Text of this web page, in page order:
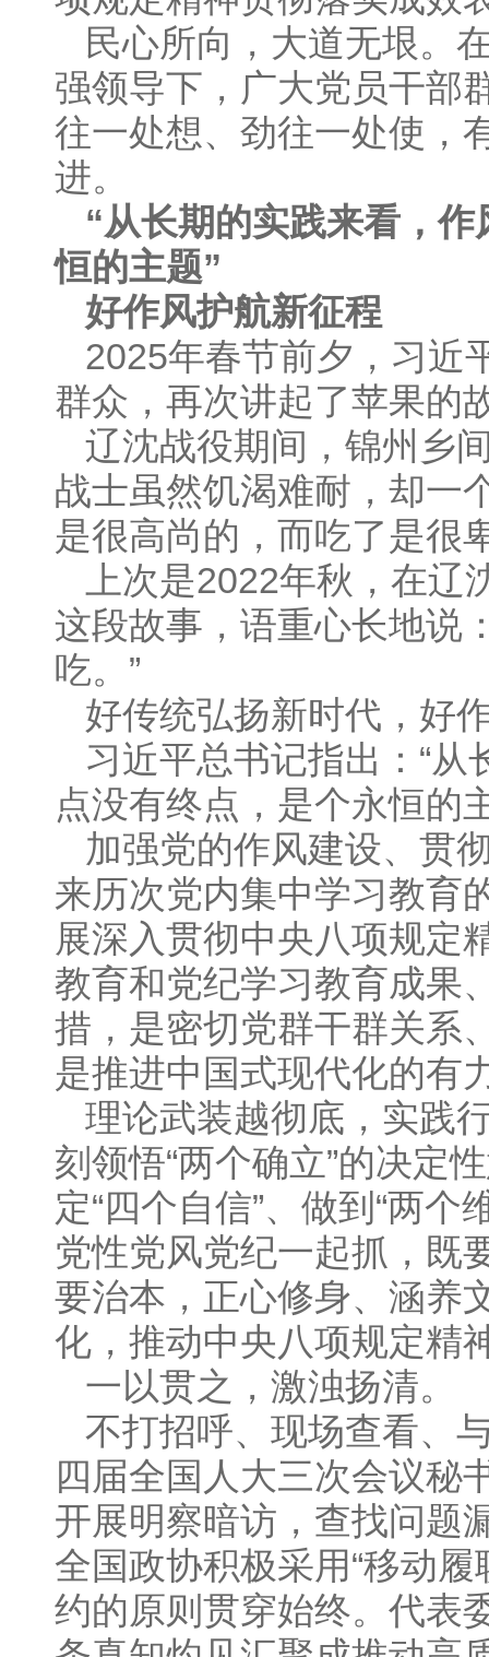
民心所向，大道无垠。
强领导下，广大党员干部
往一处想、劲往一处使，
进。
“从长期的实践来看，
恒的主题”
好作风护航新征程
2025年春节前夕，习近
群众，再次讲起了苹果的
辽沈战役期间，锦州乡
战士虽然饥渴难耐，却一
是很高尚的，而吃了是很
上次是2022年秋，在
这段故事，语重心长地说
吃。”
好传统弘扬新时代，好
习近平总书记指出：“
点没有终点，是个永恒的
加强党的作风建设、贯
来历次党内集中学习教育
展深入贯彻中央八项规定
教育和党纪学习教育成果
措，是密切党群干群关系
是推进中国式现代化的有
理论武装越彻底，实践
刻领悟“两个确立”的决定
定“四个自信”、做到“两
党性党风党纪一起抓，既
要治本，正心修身、涵养
化，推动中央八项规定精
一以贯之，激浊扬清。
不打招呼、现场查看、
四届全国人大三次会议秘
开展明察暗访，查找问题
全国政协积极采用“移动
约的原则贯穿始终。代表